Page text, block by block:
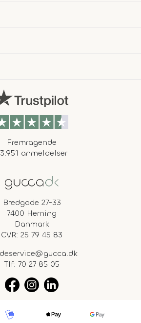
Fremragende
anmeldelser
Bredgade 27-33
7400 Herning
Danmark
CVR: 25 79 45 83
Tlf: 70 27 85 05